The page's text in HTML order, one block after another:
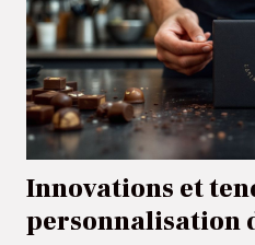
Innovations et
personnalisation